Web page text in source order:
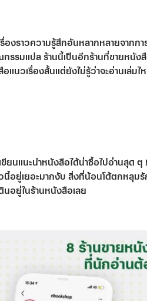
งราวความรู้สึกอันหลากหลายจากก
รรมแปล ร้านนี้เป็นอีกร้านที่ขายหนัง
วเรื่องสั้นแต่ยังไม่รู้ว่าจะอ่านเล่มไ
แนะนำหนังสือได้น่าซื้อไปอ่านสุด ๆ
ยู่เยอะมากงับ สิ่งที่น้อนโด้ตกหลุม
อยู่ในร้านหนังสือเลย